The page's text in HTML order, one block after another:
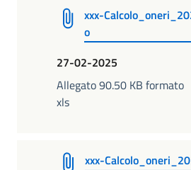
xxx-
o
27-02-2025
Allegato 90.50 KB formato
xls
xxx-